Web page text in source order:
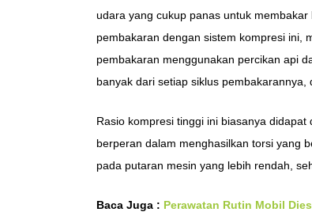
udara yang cukup panas untuk
pembakaran dengan sistem kompresi ini,
pembakaran menggunakan percikan api
banyak dari setiap siklus
Rasio kompresi tinggi ini biasanya
berperan dalam menghasilkan torsi yang
pada putaran mesin yang lebih rendah,
Baca Juga : Perawatan Rutin Mobil